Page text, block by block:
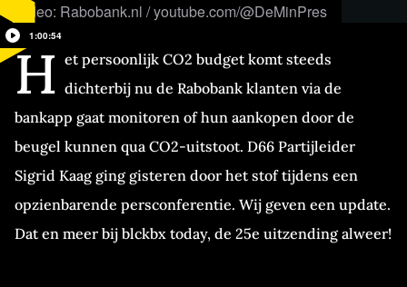
Video: Rabobank.nl / youtube.com/@DeMinPres
1:00:54
H et persoonlijk CO2 budget komt steeds
dichterbij nu de Rabobank klanten via de
bankapp gaat monitoren of hun aankopen door de
beugel kunnen qua CO2-uitstoot. D66 Partijleider
Sigrid Kaag ging gisteren door het stof tijdens een
opzienbarende persconferentie. Wij geven een update.
Dat en meer bij blckbx today, de 25e uitzending alweer!